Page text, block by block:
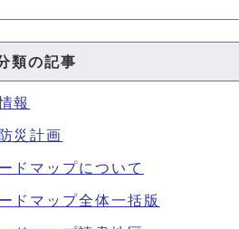
類の記事
報
災計画
ドマップについて
ドマップ全体一括版